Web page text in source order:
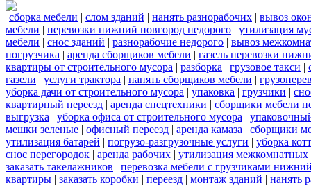
сборка мебели | слом зданий | нанять разнорабочих | вывоз
мебели | перевозки нижний новгород недорого | утилизация
мебели | снос зданий | разнорабочие недорого | вывоз
погрузчика | аренда сборщиков мебели | газель перевозки
квартиры от строительного мусора | разборка | грузовое такси |
газели | услуги трактора | нанять сборщиков мебели |
уборка дачи от строительного мусора | упаковка | грузчики |
квартирный переезд | аренда спецтехники | сборщики мебели
выгрузка | уборка офиса от строительного мусора |
мешки зеленые | офисный переезд | аренда камаза | сборщики
утилизация батарей | погрузо-разгрузочные услуги | уборка
снос перегородок | аренда рабочих | утилизация межкомнатных
заказать такелажников | перевозка мебели с грузчиками
квартиры | заказать коробки | переезд | монтаж зданий | нанять